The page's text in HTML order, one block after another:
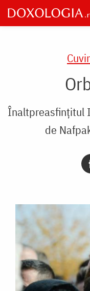
Skip
to
main
Înaltpreasfințitul
de